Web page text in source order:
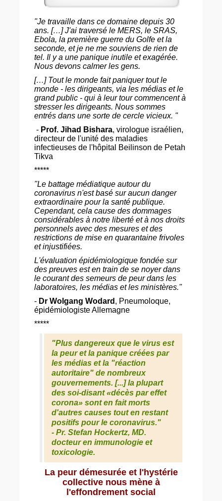
"Je travaille dans ce domaine depuis 30
ans. […] J'ai traversé le MERS, le SRAS,
Ebola, la première guerre du Golfe et la
seconde, et je ne me souviens de rien de
tel. Il y a une panique inutile et exagérée.
Nous devons calmer les gens.
[…] Tout le monde fait paniquer tout le
monde - les dirigeants, via les médias et le
grand public - qui à leur tour commencent à
stresser les dirigeants. Nous sommes
entrés dans une sorte de cercle vicieux. "
- Prof. Jihad Bishara, virologue israélien,
directeur de l'unité des maladies
infectieuses de l'hôpital Beilinson de Petah
Tikva
*****
"Le battage médiatique autour du
coronavirus n'est basé sur aucun danger
extraordinaire pour la santé publique.
Cependant, cela cause des dommages
considérables à notre liberté et à nos droits
personnels avec des mesures et des
restrictions de mise en quarantaine frivoles
et injustifiées.
L'évaluation épidémiologique fondée sur
des preuves est en train de se noyer dans
le courant des semeurs de peur dans les
laboratoires, les médias et les ministères."
- Dr Wolgang Wodard , Pneumoloque,
épidémiologiste Allemagne
*****
"Plus dangereux que le virus est
la peur et la panique créées par
les médias et la "réaction
autoritaire" de nombreux
gouvernements. [...] la plupart
des soi-disant «décès par effet
corona» sont en fait morts
d'autres causes tout en restant
positifs pour le coronavirus."
- Pr. Stefan Hockertz, MD.
docteur en immunologie et
toxicologie.
La peur démesurée et l'hystérie
collective nous mène à
l'effondrement social